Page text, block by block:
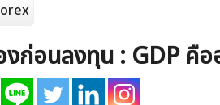
งก่อนลงทุน : GDP คือ